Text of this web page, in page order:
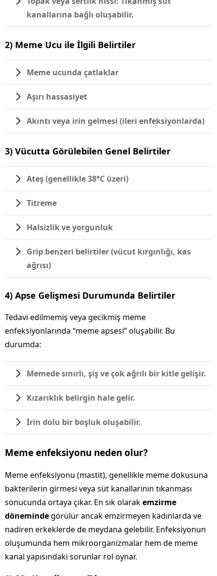
kanallarına bağlı oluşabilir.
2) Meme Ucu ile İlgili Belirtiler
Meme ucunda çatlaklar
Aşırı hassasiyet
Akıntı veya irin gelmesi (ileri enfeksiyonlarda)
3) Vücutta Görülebilen Genel Belirtiler
Ateş(genellikle 38°C üzeri)
Titreme
Halsizlik ve yorgunluk
Grip benzeri belirtiler(vücut kırgınlığı, kas
ağrısı)
4) Apse Gelişmesi Durumunda Belirtiler
Tedavi edilmemiş veya gecikmiş meme
enfeksiyonlarında “meme apsesi” oluşabilir. Bu
durumda:
Memede sınırlı, şiş ve çok ağrılı bir kitlegelişir.
Kızarıklık belirgin hale gelir.
İrin dolu bir boşlukoluşabilir.
Meme enfeksiyonu neden olur?
Meme enfeksiyonu (mastit), genellikle meme dokusuna
bakterilerin girmesi veya süt kanallarının tıkanması
sonucunda ortaya çıkar. En sık olarakemzirme
dönemindegörülür ancak emzirmeyen kadınlarda ve
nadiren erkeklerde de meydana gelebilir. Enfeksiyonun
oluşumunda hem mikroorganizmalar hem de meme
kanal yapısındaki sorunlar rol oynar.